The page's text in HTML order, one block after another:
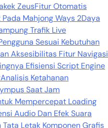
ZeusFitur Otomatis
Mahjong Ways 2Daya
Trafik Live
Sesuai Kebutuhan
Aksesibilitas Fitur Navigasi
Efisiensi Script Engine
Analisis Ketahanan
Saat Jam
Mempercepat Loading
Audio Dan Efek Suara
Tata Letak Komponen Grafis